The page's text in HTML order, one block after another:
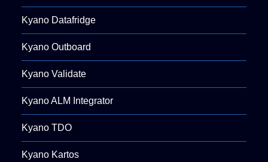
Kyano Datafridge
Kyano Outboard
Kyano Validate
Kyano ALM Integrator
Kyano TDO
Kyano Kartos